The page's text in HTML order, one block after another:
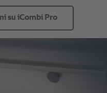
su iCombi Pro